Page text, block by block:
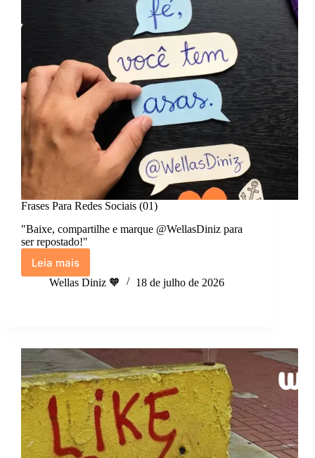
Frases Para Redes Sociais (01)
"Baixe, compartilhe e marque @WellasDiniz para
ser repostado!"
Leia mais
Frases
Para
Wellas Diniz 🧡 18 de julho de 2026